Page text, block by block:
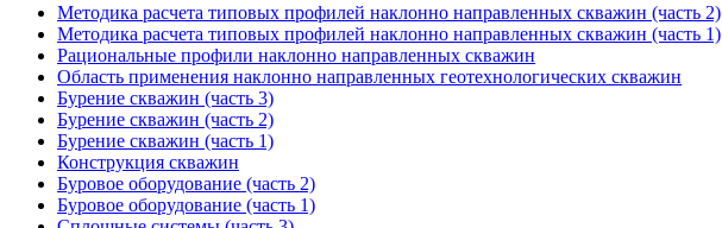
Методика расчета типовых профилей наклонно направленных скважин (часть 2)
Методика расчета типовых профилей наклонно направленных скважин (часть 1)
Рациональные профили наклонно направленных скважин
Область применения наклонно направленных геотехнологических скважин
Бурение скважин (часть 3)
Бурение скважин (часть 2)
Бурение скважин (часть 1)
Конструкция скважин
Буровое оборудование (часть 2)
Буровое оборудование (часть 1)